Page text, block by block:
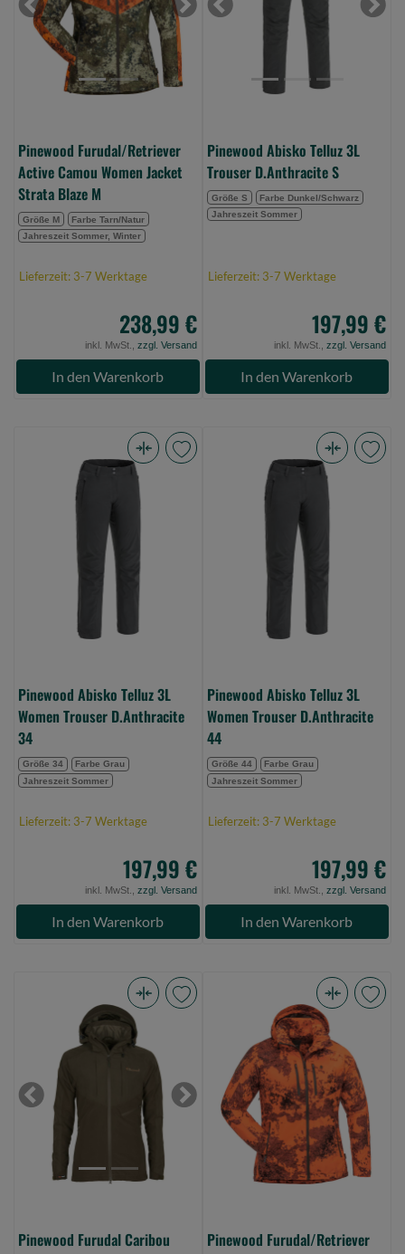
Women
Jacket
Strata
0)
Previous Next
Pinewood Furudal/Retriever
Active Camou Women Jacket
Strata Blaze M
Größe M
Farbe Tarn/Natur
Jahreszeit Sommer, Winter
Lieferzeit: 3-7 Werktage
238,99 €
inkl. MwSt., zzgl. Versand
In den Warenkorb
Trouser
Previous Next
Pinewood Abisko Telluz 3L
Trouser D.Anthracite S
Größe S
Farbe Dunkel/Schwarz
Jahreszeit Sommer
Lieferzeit: 3-7 Werktage
197,99 €
inkl. MwSt., zzgl. Versand
In den Warenkorb
Pinewood
Pinewood Abisko Telluz 3L
Women Trouser D.Anthracite
34
Größe 34
Farbe Grau
Jahreszeit Sommer
Lieferzeit: 3-7 Werktage
197,99 €
inkl. MwSt., zzgl. Versand
In den Warenkorb
Pinewood
Pinewood Abisko Telluz 3L
Women Trouser D.Anthracite
44
Größe 44
Farbe Grau
Jahreszeit Sommer
Lieferzeit: 3-7 Werktage
197,99 €
inkl. MwSt., zzgl. Versand
In den Warenkorb
Caribou
Hunt
Xtr
Women
Suede
Brown/D.Olive
(Bild
Previous Next
Pinewood Furudal Caribou
Furudal/Retriever
Active
Camou
Women
Jacket
Strata
(Bild
Pinewood Furudal/Retriever